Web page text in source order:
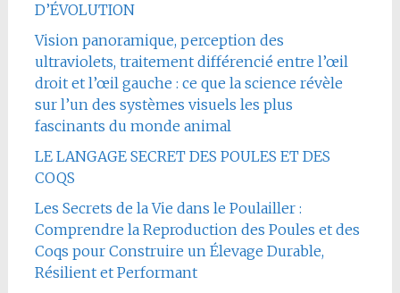
D’ÉVOLUTION
Vision panoramique, perception des
ultraviolets, traitement différencié entre l’œil
droit et l’œil gauche : ce que la science révèle
sur l’un des systèmes visuels les plus
fascinants du monde animal
LE LANGAGE SECRET DES POULES ET DES
COQS
Les Secrets de la Vie dans le Poulailler :
Comprendre la Reproduction des Poules et des
Coqs pour Construire un Élevage Durable,
Résilient et Performant